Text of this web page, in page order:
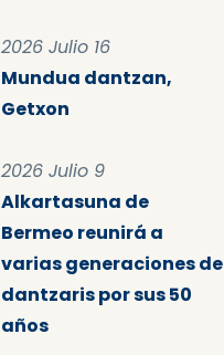
2026 Julio 16
Mundua dantzan,
Getxon
2026 Julio 9
Alkartasuna de
Bermeo reunirá a
varias generaciones de
dantzaris por sus 50
años